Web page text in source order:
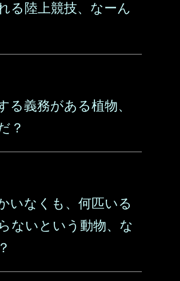
る陸上競技、なーん
る義務がある植物、
？
いなくも、何匹いる
ないという動物、な